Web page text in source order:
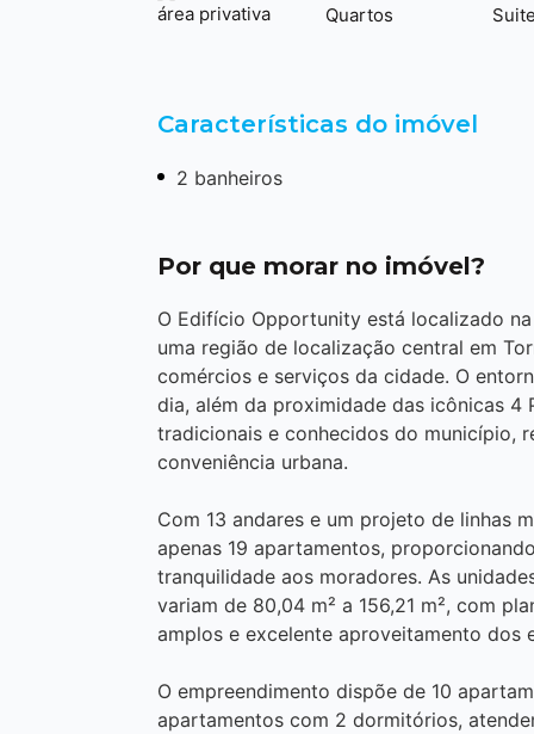
área privativa
Quartos
Suite
Características do imóvel
2 banheiros
Por que morar no imóvel?
O Edifício Opportunity está localizado
uma região de localização central em
comércios e serviços da cidade. O
dia, além da proximidade das icônicas 4
tradicionais e conhecidos do município,
conveniência urbana.
Com 13 andares e um projeto de linhas
apenas 19 apartamentos,
tranquilidade aos moradores. As
variam de 80,04 m² a 156,21 m², com
amplos e excelente aproveitamento dos
O empreendimento dispõe de 10
apartamentos com 2 dormitórios,